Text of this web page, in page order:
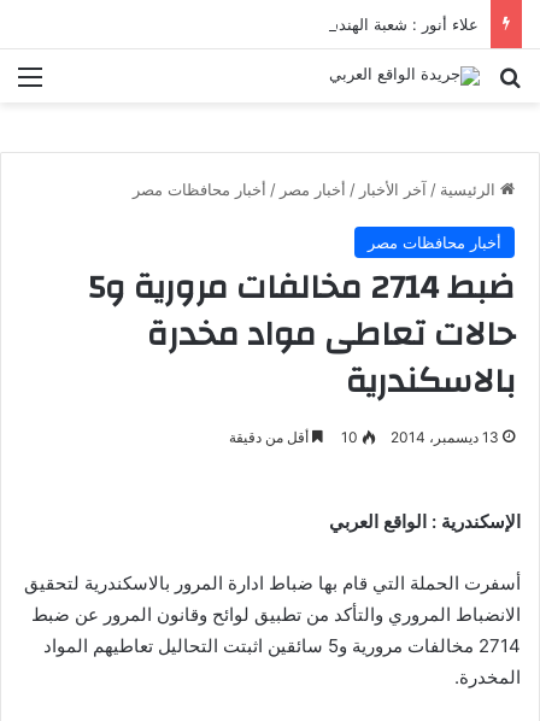
بحث عن
الرئيسية / آخر الأخبار / أخبار مصر / أخبار محافظات مصر
أخبار محافظات مصر
ضبط 2714 مخالفات مرورية و5
حالات تعاطى مواد مخدرة
بالاسكندرية
13 ديسمبر، 2014 10 أقل من دقيقة
الإسكندرية : الواقع العربي
أسفرت الحملة التي قام بها ضباط ادارة المرور بالاسكندرية لتحقيق
الانضباط المروري والتأكد من تطبيق لوائح وقانون المرور عن ضبط
2714 مخالفات مرورية و5 سائقين اثبتت التحاليل تعاطيهم المواد
المخدرة.